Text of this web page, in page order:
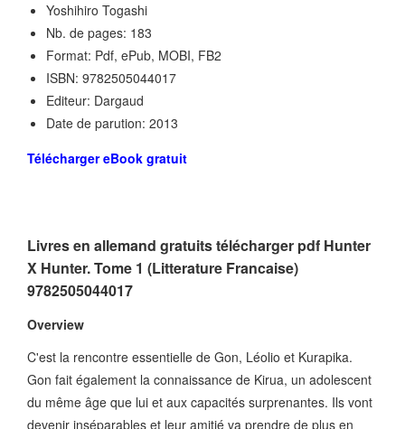
Yoshihiro Togashi
Nb. de pages: 183
Format: Pdf, ePub, MOBI, FB2
ISBN: 9782505044017
Editeur: Dargaud
Date de parution: 2013
Télécharger eBook gratuit
Livres en allemand gratuits télécharger pdf Hunter
X Hunter. Tome 1 (Litterature Francaise)
9782505044017
Overview
C'est la rencontre essentielle de Gon, Léolio et Kurapika.
Gon fait également la connaissance de Kirua, un adolescent
du même âge que lui et aux capacités surprenantes. Ils vont
devenir inséparables et leur amitié va prendre de plus en